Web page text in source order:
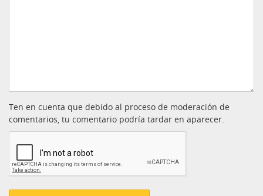
Ten en cuenta que debido al proceso de moderación de
comentarios, tu comentario podría tardar en aparecer.